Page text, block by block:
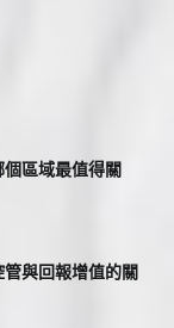
區域最值得關
與回報增值的關